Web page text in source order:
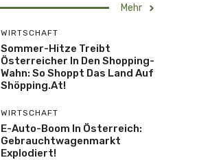
Mehr
WIRTSCHAFT
Sommer-Hitze Treibt
Österreicher In Den Shopping-
Wahn: So Shoppt Das Land Auf
Shöpping.at!
WIRTSCHAFT
E-Auto-Boom In Österreich:
Gebrauchtwagenmarkt
Explodiert!